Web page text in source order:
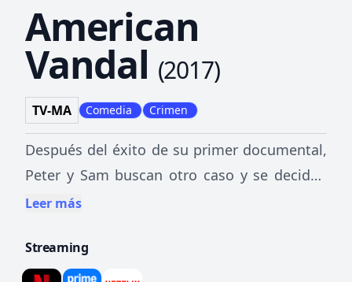
American
Vandal (2017)
TV-MA Comedia Crimen
Después del éxito de su primer documental,
Peter y Sam buscan otro caso y se deciden
por un nauseabundo misterio en un instituto
Leer más
Streaming